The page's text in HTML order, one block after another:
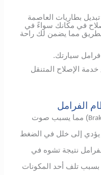
بطاريات العاصمة
في مكانك سواءً في
مما يضمن لك راحة
فرامل سيارتك.
الإصلاح المتنقل
الفرامل
) مما يسبب صوت
يؤدي إلى خلل في الضغط
نتيجة تشوه في
تلف أحد المكونات